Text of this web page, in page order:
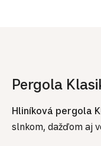
Pergola
Hliníková pergola
slnkom, dažďom aj